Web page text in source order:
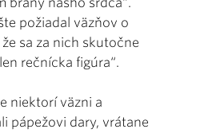
požiadal väzňov o
sa za nich skutočne
rečnícka figúra“.
niektorí väzni a
pápežovi dary, vrátane